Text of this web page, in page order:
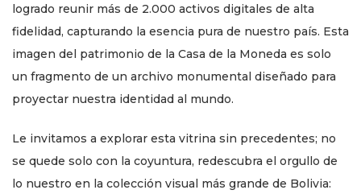
logrado reunir más de 2.000 activos digitales de alta
fidelidad, capturando la esencia pura de nuestro país. Esta
imagen del patrimonio de la Casa de la Moneda es solo
un fragmento de un archivo monumental diseñado para
proyectar nuestra identidad al mundo.
Le invitamos a explorar esta vitrina sin precedentes; no
se quede solo con la coyuntura, redescubra el orgullo de
lo nuestro en la colección visual más grande de Bolivia: